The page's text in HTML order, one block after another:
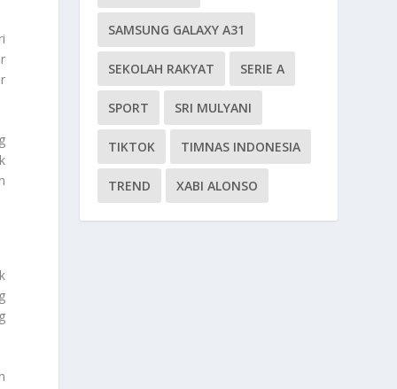
SAMSUNG GALAXY A31
SEKOLAH RAKYAT SERIE A
SPORT SRI MULYANI
TIKTOK TIMNAS INDONESIA
TREND XABI ALONSO